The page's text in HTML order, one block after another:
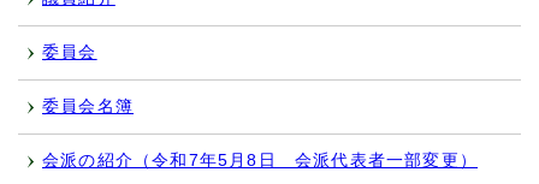
委員会
委員会名簿
会派の紹介（令和7年5月8日 会派代表者一部変更）